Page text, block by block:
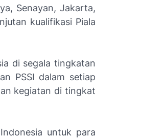
Senayan, Jakarta,
kualifikasi Piala
di segala tingkatan
PSSI dalam setiap
kegiatan di tingkat
untuk para